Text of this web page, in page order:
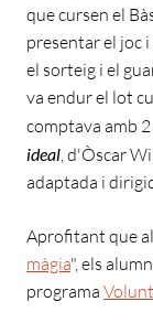
que cursen el
presentar el joc
el sorteig i el
va endur el lot
comptava amb
ideal, d'Òscar
adaptada i
Aprofitant que
màgia", els
programa